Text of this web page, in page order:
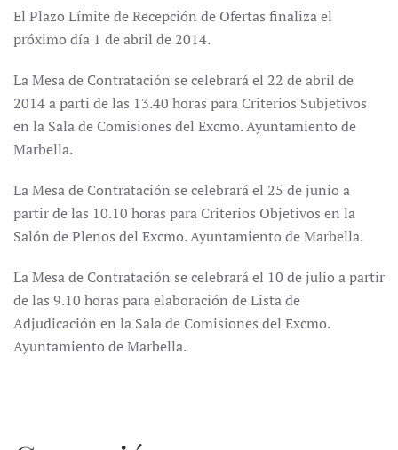
El Plazo Límite de Recepción de Ofertas finaliza el
próximo día 1 de abril de 2014.
La Mesa de Contratación se celebrará el 22 de abril de
2014 a parti de las 13.40 horas para Criterios Subjetivos
en la Sala de Comisiones del Excmo. Ayuntamiento de
Marbella.
La Mesa de Contratación se celebrará el 25 de junio a
partir de las 10.10 horas para Criterios Objetivos en la
Salón de Plenos del Excmo. Ayuntamiento de Marbella.
La Mesa de Contratación se celebrará el 10 de julio a partir
de las 9.10 horas para elaboración de Lista de
Adjudicación en la Sala de Comisiones del Excmo.
Ayuntamiento de Marbella.